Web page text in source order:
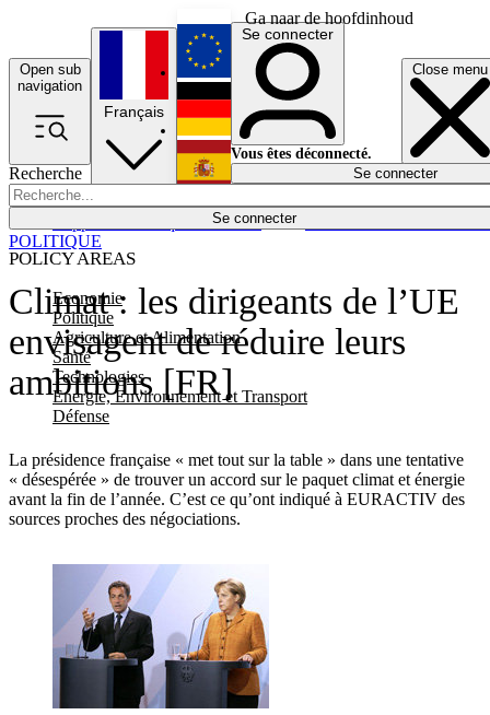
Ga naar de hoofdinhoud
Open sub
navigation
Close menu
Recherche
Se connecter
POLICY AREAS
Economie
Politique
Agriculture et Alimentation
Santé
Technologies
Energie, Environnement et Transport
Défense
Économie
Français
English
Deutsch
Español
Se connecter
Vous êtes déconnecté.
Se connecter
Climat : les dirigeants de l’UE
envisagent de réduire leurs
ambitions [FR]
La présidence française « met tout sur la table » dans une tentative
« désespérée » de trouver un accord sur le paquet climat et énergie
avant la fin de l’année. C’est ce qu’ont indiqué à EURACTIV des
sources proches des négociations.
POLITIQUE